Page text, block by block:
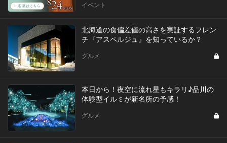
イベント
北海道の食偏差値の高さを実証するフレン
チ『アスペルジュ』を知っているか？
グルメ
本日から！夜空に流れ星もキラリ♪品川の
体験型イルミが新名所の予感！
グルメ